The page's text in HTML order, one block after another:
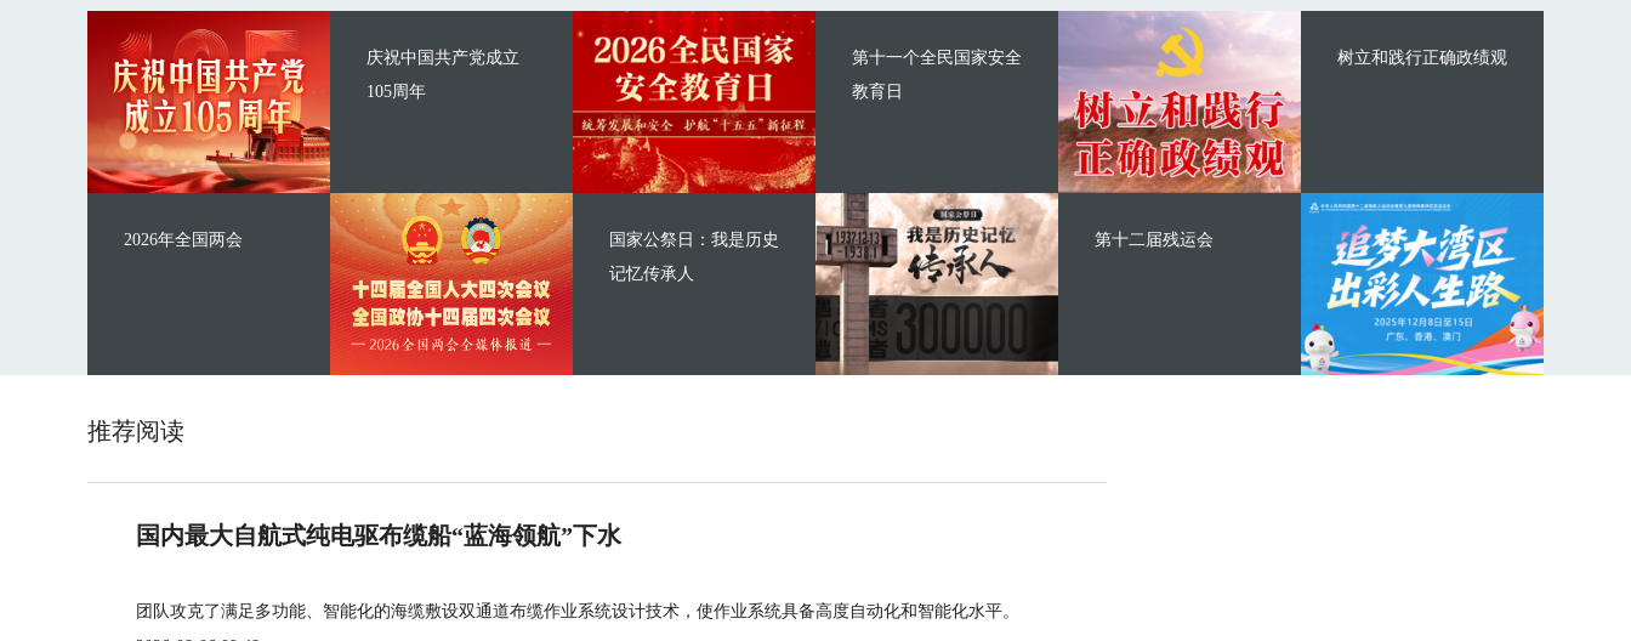
庆祝中国共产党成立
105周年
2026年全国两会
第十一个全民国家安全
教育日
国家公祭日：我是历史
记忆传承人
树立和践行正确政绩观
第十二届残运会
推荐阅读
国内最大自航式纯电驱布缆船“蓝海领航”下水
团队攻克了满足多功能、智能化的海缆敷设双通道布缆作业系统设计技术，使作业系统具备高度自动化和智能化水平。